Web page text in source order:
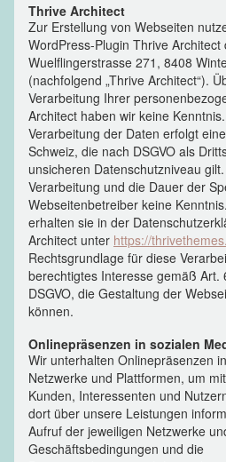
Thrive Architect
Zur Erstellung von Webseiten
WordPress-Plugin Thrive
Wuelflingerstrasse 271, 8408
(nachfolgend „Thrive Architect“).
Verarbeitung Ihrer
Architect haben wir keine
Verarbeitung der Daten erfolgt
Schweiz, die nach DSGVO als
unsicheren Datenschutzniveau
Verarbeitung und die Dauer der
Webseitenbetreiber keine
erhalten sie in der
Architect unter https://
Rechtsgrundlage für diese
berechtigtes Interesse gemäß Art.
DSGVO, die Gestaltung der
können.
Onlinepräsenzen in sozialen
Wir unterhalten Onlinepräsenzen
Netzwerke und Plattformen, um
Kunden, Interessenten und
dort über unsere Leistungen
Aufruf der jeweiligen Netzwerke
Geschäftsbedingungen und die